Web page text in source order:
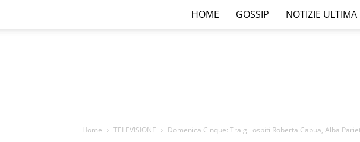
HOME GOSSIP NOTIZIE ULTIMA
Home TELEVISIONE Domenica Cinque: Tra gli ospiti Roberta Capua, Alba